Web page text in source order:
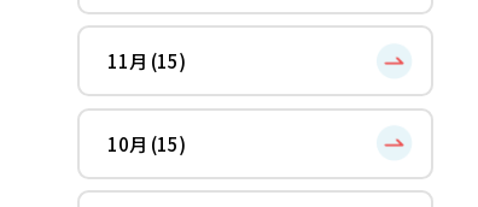
11月 (15)
10月 (15)